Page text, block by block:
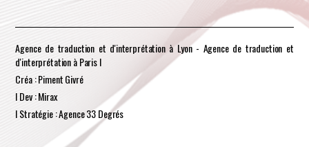
Agence de traduction et d'interprétation à Lyon - Agence de traduction et
d'interprétation à Paris I
Créa : Piment Givré
I Dev : Mirax
I Stratégie : Agence 33 Degrés